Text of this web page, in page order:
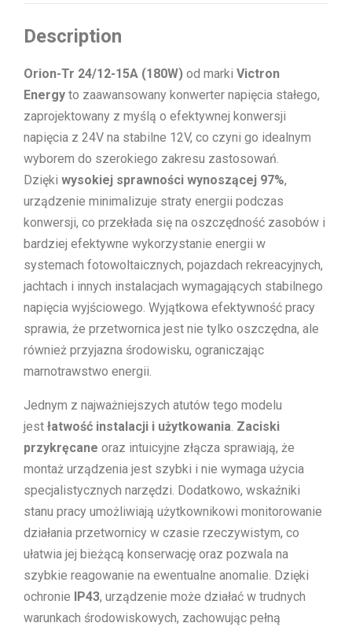
Description
Orion-Tr 24/12-15A (180W) od marki Victron
Energy to zaawansowany konwerter napięcia stałego,
zaprojektowany z myślą o efektywnej konwersji
napięcia z 24V na stabilne 12V, co czyni go idealnym
wyborem do szerokiego zakresu zastosowań.
Dzięki wysokiej sprawności wynoszącej 97%,
urządzenie minimalizuje straty energii podczas
konwersji, co przekłada się na oszczędność zasobów i
bardziej efektywne wykorzystanie energii w
systemach fotowoltaicznych, pojazdach rekreacyjnych,
jachtach i innych instalacjach wymagających stabilnego
napięcia wyjściowego. Wyjątkowa efektywność pracy
sprawia, że przetwornica jest nie tylko oszczędna, ale
również przyjazna środowisku, ograniczając
marnotrawstwo energii.
Jednym z najważniejszych atutów tego modelu
jest łatwość instalacji i użytkowania Zaciski
przykręcane oraz intuicyjne złącza sprawiają, że
montaż urządzenia jest szybki i nie wymaga użycia
specjalistycznych narzędzi. Dodatkowo, wskaźniki
stanu pracy umożliwiają użytkownikowi monitorowanie
działania przetwornicy w czasie rzeczywistym, co
ułatwia jej bieżącą konserwację oraz pozwala na
szybkie reagowanie na ewentualne anomalie. Dzięki
ochronie IP43, urządzenie może działać w trudnych
warunkach środowiskowych, zachowując pełną